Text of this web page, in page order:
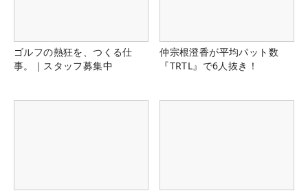
ゴルフの熱狂を、つくる仕
事。｜スタッフ募集中
仲宗根澄香が平均パット数
『TRTL』で6人抜き！